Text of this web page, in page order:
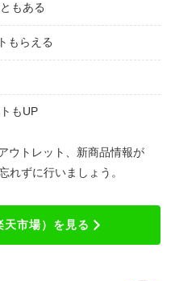
もある
もらえる
もUP
ウトレット、新商品情報が
れずに行いましょう。
市場）を見る